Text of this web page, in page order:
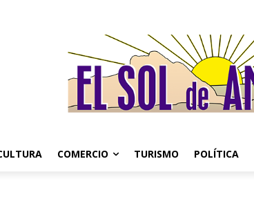
COMERCIO TURISMO POLÍTICA